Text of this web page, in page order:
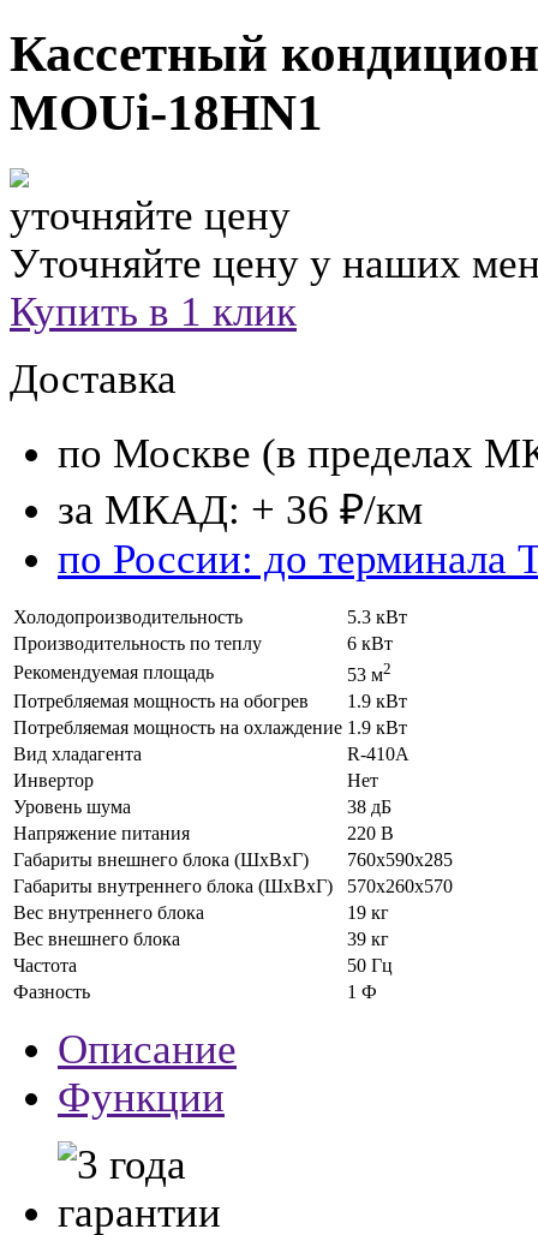
Кассетный
MOUi-18HN1
уточняйте цену
Уточняйте цену у наших
Купить в 1 клик
Доставка
по Москве (в пределах
за МКАД: + 36 ₽/км
по России: до терминала
Холодопроизводительность
5.3 кВт
Производительность по теплу
6 кВт
Рекомендуемая площадь
53 м2
Потребляемая мощность на обогрев
1.9 кВт
Потребляемая мощность на охлаждение 1.9 кВт
Вид хладагента
R-410A
Инвертор
Нет
Уровень шума
38 дБ
Напряжение питания
220 В
Габариты внешнего блока (ШхВхГ)
760х590х285
Габариты внутреннего блока (ШхВхГ)
570х260х570
Вес внутреннего блока
19 кг
Вес внешнего блока
39 кг
Частота
50 Гц
Фазность
1 Ф
Описание
Функции